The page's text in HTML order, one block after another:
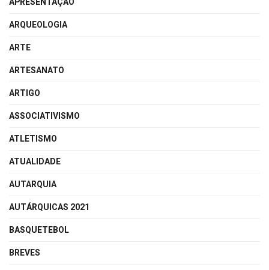
ARQUEOLOGIA
ARTE
ARTESANATO
ARTIGO
ASSOCIATIVISMO
ATLETISMO
ATUALIDADE
AUTARQUIA
AUTÁRQUICAS 2021
BASQUETEBOL
BREVES